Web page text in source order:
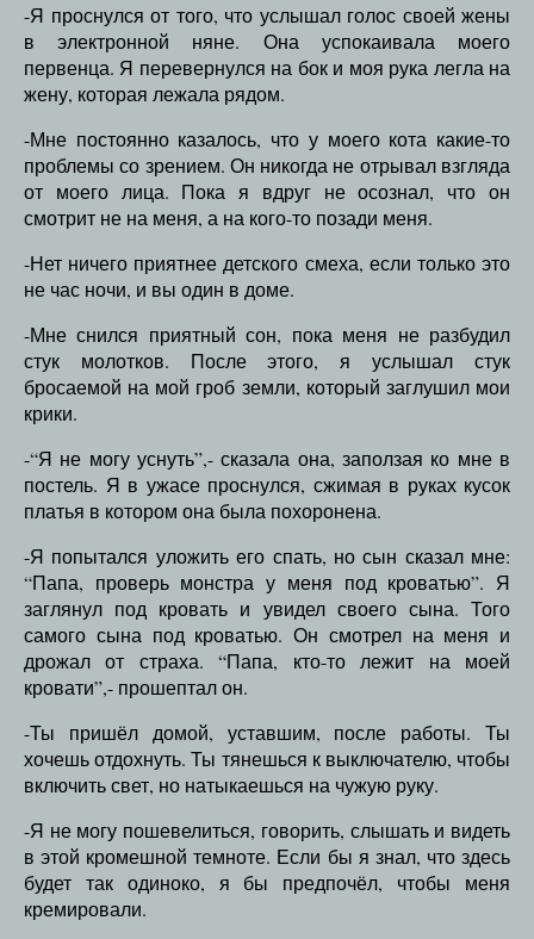
-Я проснулся от того, что услышал голос своей жены
в электронной няне. Она успокаивала моего
первенца. Я перевернулся на бок и моя рука легла на
жену, которая лежала рядом.
-Мне постоянно казалось, что у моего кота какие-то
проблемы со зрением. Он никогда не отрывал взгляда
от моего лица. Пока я вдруг не осознал, что он
смотрит не на меня, а на кого-то позади меня.
-Нет ничего приятнее детского смеха, если только это
не час ночи, и вы один в доме.
-Мне снился приятный сон, пока меня не разбудил
стук молотков. После этого, я услышал стук
бросаемой на мой гроб земли, который заглушил мои
крики.
-“Я не могу уснуть”,- сказала она, заползая ко мне в
постель. Я в ужасе проснулся, сжимая в руках кусок
платья в котором она была похоронена.
-Я попытался уложить его спать, но сын сказал мне:
“Папа, проверь монстра у меня под кроватью”. Я
заглянул под кровать и увидел своего сына. Того
самого сына под кроватью. Он смотрел на меня и
дрожал от страха. “Папа, кто-то лежит на моей
кровати”,- прошептал он.
-Ты пришёл домой, уставшим, после работы. Ты
хочешь отдохнуть. Ты тянешься к выключателю, чтобы
включить свет, но натыкаешься на чужую руку.
-Я не могу пошевелиться, говорить, слышать и видеть
в этой кромешной темноте. Если бы я знал, что здесь
будет так одиноко, я бы предпочёл, чтобы меня
кремировали.